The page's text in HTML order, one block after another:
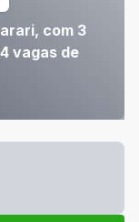
com 3
vagas de